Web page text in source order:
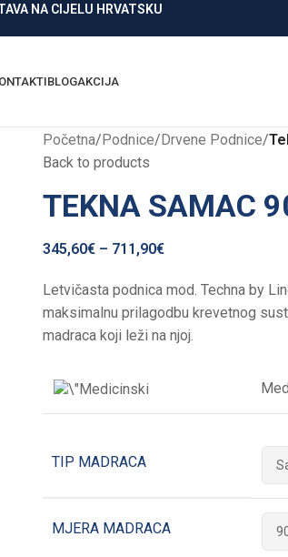
NA CIJELU HRVATSKU
BLOGAKCIJA
Početna/Podnice/Drvene Podnice/
Back to products
TEKNA SAMAC
345,60€ – 711,90€
Letvičasta podnica mod. Techna by
maksimalnu prilagodbu krevetnog
madraca koji leži na njoj.
TIP MADRACA
MJERA MADRACA